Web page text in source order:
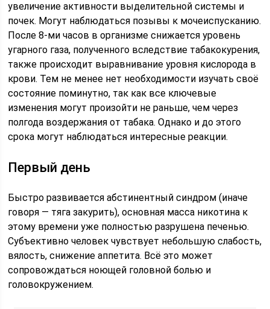
увеличение активности выделительной системы и
почек. Могут наблюдаться позывы к мочеиспусканию.
После 8-ми часов в организме снижается уровень
угарного газа, полученного вследствие табакокурения,
также происходит выравнивание уровня кислорода в
крови. Тем не менее нет необходимости изучать своё
состояние поминутно, так как все ключевые
изменения могут произойти не раньше, чем через
полгода воздержания от табака. Однако и до этого
срока могут наблюдаться интересные реакции.
Первый день
Быстро развивается абстинентный синдром (иначе
говоря — тяга закурить), основная масса никотина к
этому времени уже полностью разрушена печенью.
Субъективно человек чувствует небольшую слабость,
вялость, снижение аппетита. Всё это может
сопровождаться ноющей головной болью и
головокружением.